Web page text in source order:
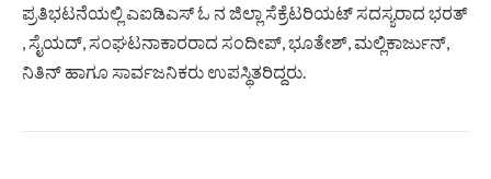
ಪ್ರತಿಭಟನೆಯಲ್ಲಿ ಎಐಡಿಎಸ್ ಓ ನ ಜಿಲ್ಲಾ ಸೆಕ್ರೆಟರಿಯಟ್ ಸದಸ್ಯರಾದ ಭರತ್
, ಸೈಯದ್, ಸಂಘಟನಾಕಾರರಾದ ಸಂದೀಪ್, ಭೂತೇಶ್, ಮಲ್ಲಿಕಾರ್ಜುನ್,
ನಿತಿನ್ ಹಾಗೂ ಸಾರ್ವಜನಿಕರು ಉಪಸ್ಥಿತರಿದ್ದರು.